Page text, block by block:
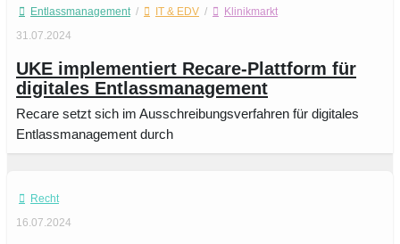
Entlassmanagement / IT & EDV /
Klinikmarkt
31.07.2024
UKE implementiert Recare-Plattform für
digitales Entlassmanagement
Recare setzt sich im Ausschreibungsverfahren für digitales
Entlassmanagement durch
Recht
16.07.2024